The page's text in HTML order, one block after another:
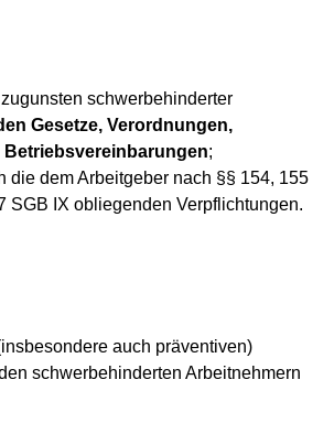
schwerbehinderter
Gesetze, Verordnungen,
;
die dem Arbeitgeber nach §§ 154, 155
SGB IX obliegenden Verpflichtungen.
auch präventiven)
schwerbehinderten Arbeitnehmern